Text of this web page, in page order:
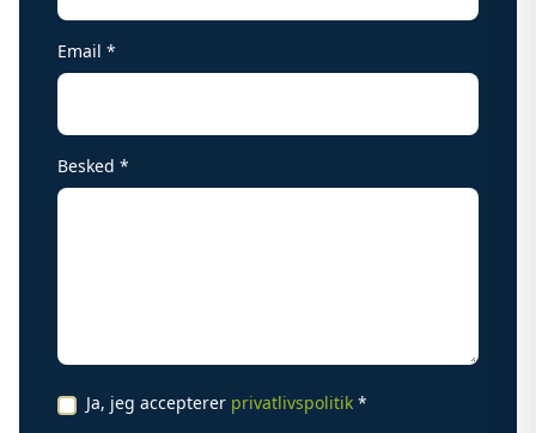
Email *
Besked *
Ja, jeg accepterer privatlivspolitik *